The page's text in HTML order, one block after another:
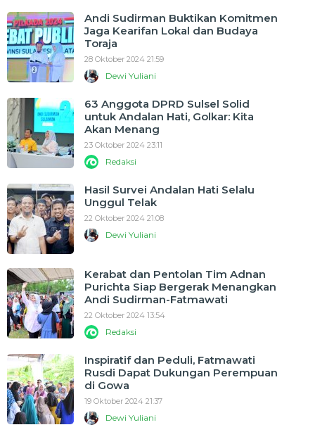
Andi Sudirman Buktikan Komitmen
Jaga Kearifan Lokal dan Budaya
Toraja
28 Oktober 2024 21:59
Dewi Yuliani
63 Anggota DPRD Sulsel Solid
untuk Andalan Hati, Golkar: Kita
Akan Menang
23 Oktober 2024 23:11
Redaksi
Hasil Survei Andalan Hati Selalu
Unggul Telak
22 Oktober 2024 21:08
Dewi Yuliani
Kerabat dan Pentolan Tim Adnan
Purichta Siap Bergerak Menangkan
Andi Sudirman-Fatmawati
22 Oktober 2024 13:54
Redaksi
Inspiratif dan Peduli, Fatmawati
Rusdi Dapat Dukungan Perempuan
di Gowa
19 Oktober 2024 21:37
Dewi Yuliani